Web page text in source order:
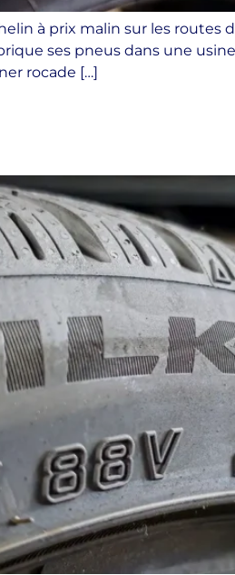
à prix malin sur les routes
ses pneus dans une
rocade […]